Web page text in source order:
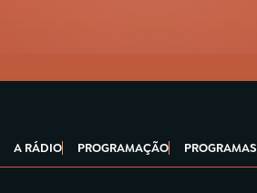
A RÁDIO PROGRAMAÇÃO PROGRAMAS